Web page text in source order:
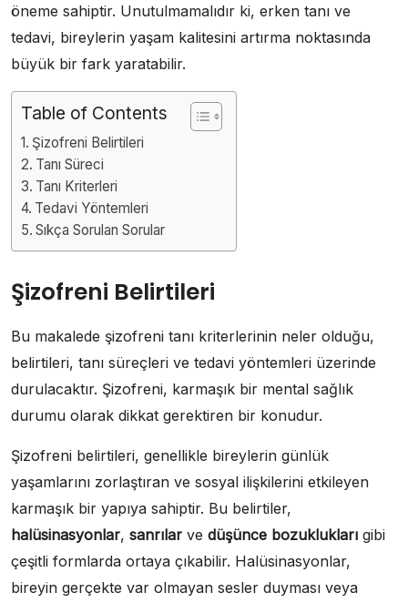
öneme sahiptir. Unutulmamalıdır ki, erken tanı ve
tedavi, bireylerin yaşam kalitesini artırma noktasında
büyük bir fark yaratabilir.
Table of Contents
Şizofreni Belirtileri
Tanı Süreci
Tanı Kriterleri
Tedavi Yöntemleri
Sıkça Sorulan Sorular
Şizofreni Belirtileri
Bu makalede şizofreni tanı kriterlerinin neler olduğu,
belirtileri, tanı süreçleri ve tedavi yöntemleri üzerinde
durulacaktır. Şizofreni, karmaşık bir mental sağlık
durumu olarak dikkat gerektiren bir konudur.
Şizofreni belirtileri, genellikle bireylerin günlük
yaşamlarını zorlaştıran ve sosyal ilişkilerini etkileyen
karmaşık bir yapıya sahiptir. Bu belirtiler,
halüsinasyonlar, sanrılar ve düşünce bozuklukları gibi
çeşitli formlarda ortaya çıkabilir. Halüsinasyonlar,
bireyin gerçekte var olmayan sesler duyması veya